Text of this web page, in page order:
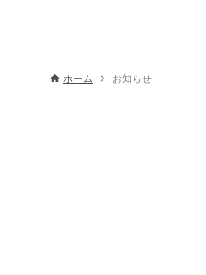
ホーム お知らせ